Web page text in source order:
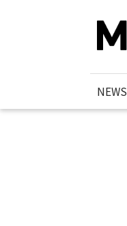
NEWS